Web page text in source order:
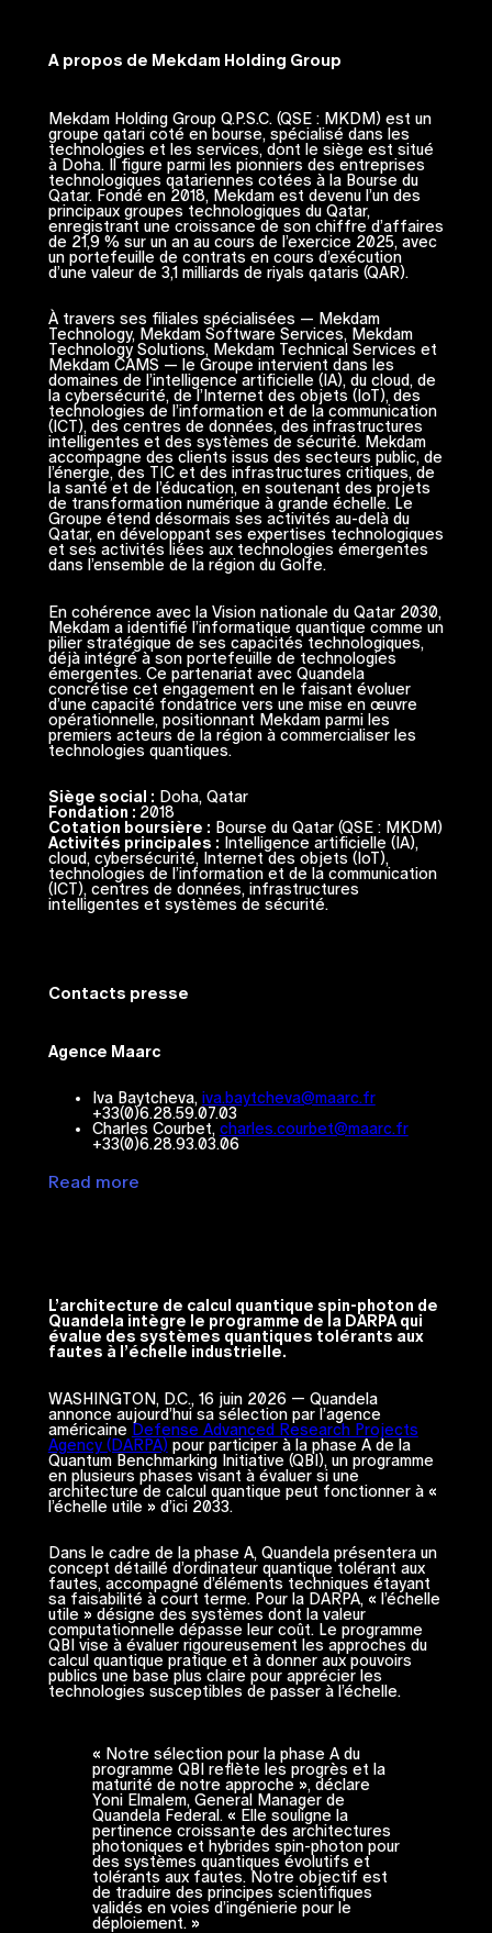
A propos de Mekdam Holding Group
Mekdam Holding Group Q.P.S.C. (QSE : MKDM) est un
groupe qatari coté en bourse, spécialisé dans les
technologies et les services, dont le siège est situé
à Doha. Il figure parmi les pionniers des entreprises
technologiques qatariennes cotées à la Bourse du
Qatar. Fondé en 2018, Mekdam est devenu l’un des
principaux groupes technologiques du Qatar,
enregistrant une croissance de son chiffre d’affaires
de 21,9 % sur un an au cours de l’exercice 2025, avec
un portefeuille de contrats en cours d’exécution
d’une valeur de 3,1 milliards de riyals qataris (QAR).
À travers ses filiales spécialisées — Mekdam
Technology, Mekdam Software Services, Mekdam
Technology Solutions, Mekdam Technical Services et
Mekdam CAMS — le Groupe intervient dans les
domaines de l’intelligence artificielle (IA), du cloud, de
la cybersécurité, de l’Internet des objets (IoT), des
technologies de l’information et de la communication
(ICT), des centres de données, des infrastructures
intelligentes et des systèmes de sécurité. Mekdam
accompagne des clients issus des secteurs public, de
l’énergie, des TIC et des infrastructures critiques, de
la santé et de l’éducation, en soutenant des projets
de transformation numérique à grande échelle. Le
Groupe étend désormais ses activités au-delà du
Qatar, en développant ses expertises technologiques
et ses activités liées aux technologies émergentes
dans l’ensemble de la région du Golfe.
En cohérence avec la Vision nationale du Qatar 2030,
Mekdam a identifié l’informatique quantique comme un
pilier stratégique de ses capacités technologiques,
déjà intégré à son portefeuille de technologies
émergentes. Ce partenariat avec Quandela
concrétise cet engagement en le faisant évoluer
d’une capacité fondatrice vers une mise en œuvre
opérationnelle, positionnant Mekdam parmi les
premiers acteurs de la région à commercialiser les
technologies quantiques.
Siège social : Doha, Qatar
Fondation : 2018
Cotation boursière : Bourse du Qatar (QSE : MKDM)
Activités principales : Intelligence artificielle (IA),
cloud, cybersécurité, Internet des objets (IoT),
technologies de l’information et de la communication
(ICT), centres de données, infrastructures
intelligentes et systèmes de sécurité.
Contacts presse
Agence Maarc
Iva Baytcheva, iva.baytcheva@maarc.fr
+33(0)6.28.59.07.03
Charles Courbet, charles.courbet@maarc.fr
+33(0)6.28.93.03.06
Read more
L’architecture de calcul quantique spin-photon de
Quandela intègre le programme de la DARPA qui
évalue des systèmes quantiques tolérants aux
fautes à l’échelle industrielle.
WASHINGTON, D.C., 16 juin 2026 — Quandela
annonce aujourd’hui sa sélection par l’agence
américaine Defense Advanced Research Projects
Agency (DARPA)pour participer à la phase A de la
Quantum Benchmarking Initiative (QBI), un programme
en plusieurs phases visant à évaluer si une
architecture de calcul quantique peut fonctionner à «
l’échelle utile » d’ici 2033.
Dans le cadre de la phase A, Quandela présentera un
concept détaillé d’ordinateur quantique tolérant aux
fautes, accompagné d’éléments techniques étayant
sa faisabilité à court terme. Pour la DARPA, « l’échelle
utile » désigne des systèmes dont la valeur
computationnelle dépasse leur coût. Le programme
QBI vise à évaluer rigoureusement les approches du
calcul quantique pratique et à donner aux pouvoirs
publics une base plus claire pour apprécier les
technologies susceptibles de passer à l’échelle.
« Notre sélection pour la phase A du
programme QBI reflète les progrès et la
maturité de notre approche », déclare
Yoni Elmalem, General Manager de
Quandela Federal. « Elle souligne la
pertinence croissante des architectures
photoniques et hybrides spin-photon pour
des systèmes quantiques évolutifs et
tolérants aux fautes. Notre objectif est
de traduire des principes scientifiques
validés en voies d’ingénierie pour le
déploiement. »